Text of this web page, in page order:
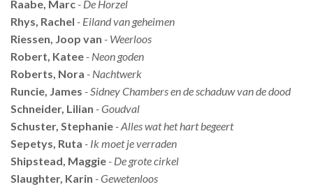
Raabe, Marc - De Horzel
Rhys, Rachel - Eiland van geheimen
Riessen, Joop van - Weerloos
Robert, Katee - Neon goden
Roberts, Nora - Nachtwerk
Runcie, James - Sidney Chambers en de schaduw van de dood
Schneider, Lilian - Goudval
Schuster, Stephanie - Alles wat het hart begeert
Sepetys, Ruta - Ik moet je verraden
Shipstead, Maggie - De grote cirkel
Slaughter, Karin - Gewetenloos